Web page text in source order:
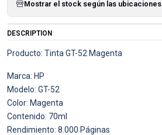
Mostrar el stock según las ubicaciones
DESCRIPTION
Producto: Tinta GT-52 Magenta
Marca: HP
Modelo: GT-52
Color: Magenta
Contenido: 70ml
Rendimiento: 8.000 Páginas